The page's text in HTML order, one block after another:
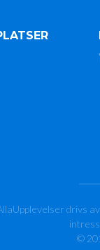
drivs
©